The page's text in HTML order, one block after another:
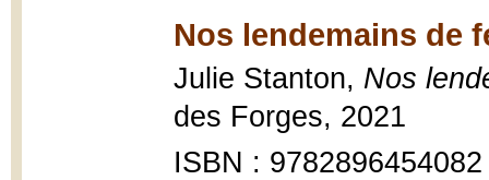
Nos lendemains de
Julie Stanton, Nos
des Forges, 2021
ISBN : 9782896454082